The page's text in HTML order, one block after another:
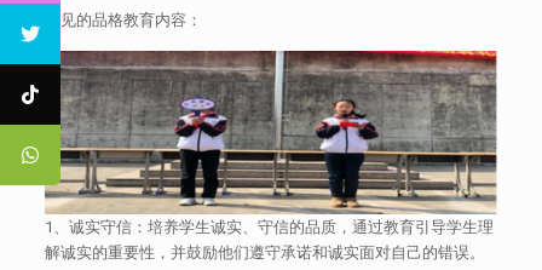
常见的品格教育内容：
1、诚实守信：培养学生诚实、守信的品质，通过教育引导学生理
解诚实的重要性，并鼓励他们遵守承诺和诚实面对自己的错误。